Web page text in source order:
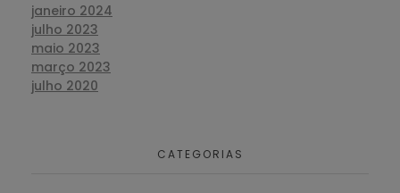
janeiro 2024
julho 2023
maio 2023
março 2023
julho 2020
CATEGORIAS